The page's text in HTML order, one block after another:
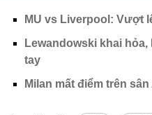
MU vs Liverpool: Vượt
Lewandowski khai
tay
Milan mất điểm trên